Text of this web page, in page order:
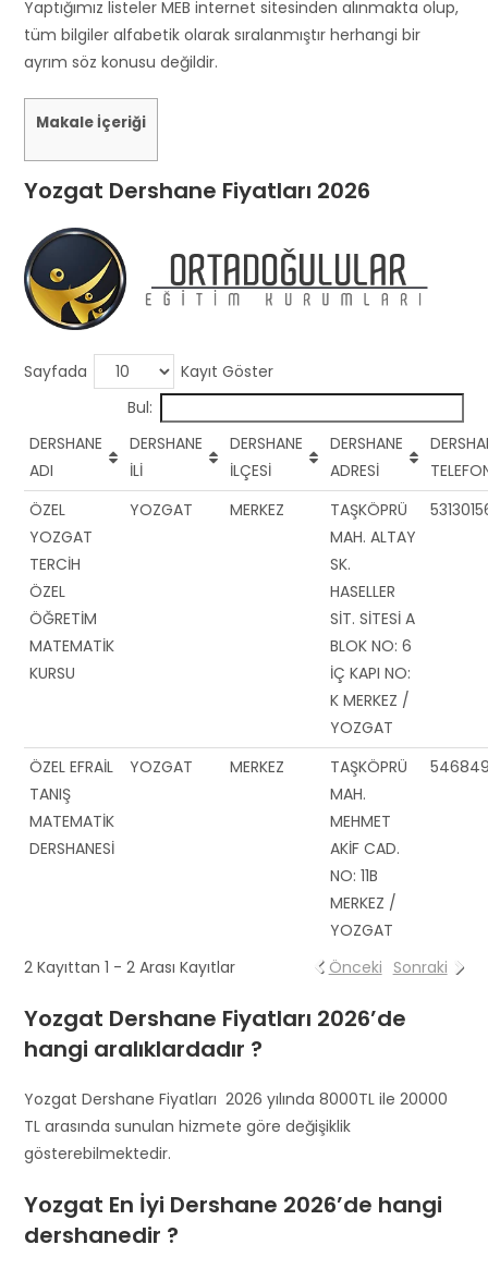
s
h
o
b
e
e
f
t
k
Yaptığımız listeler MEB internet sitesinden alınmakta olup,
tüm bilgiler alfabetik olarak sıralanmıştır herhangi bir
ayrım söz konusu değildir.
Makale İçeriği
Yozgat Dershane Fiyatları 2026
Sayfada
Kayıt Göster
Bul:
DERSHANE
ADI
DERSHANE
İLİ
DERSHANE
İLÇESİ
DERSHANE
ADRESİ
ÖZEL
YOZGAT
TERCİH
ÖZEL
ÖĞRETİM
MATEMATİK
KURSU
YOZGAT MERKEZ
TAŞKÖPRÜ
MAH. ALTAY
SK.
HASELLER
SİT. SİTESİ A
BLOK NO: 6
İÇ KAPI NO:
K MERKEZ /
YOZGAT
ÖZEL EFRAİL
TANIŞ
MATEMATİK
DERSHANESİ
YOZGAT MERKEZ
TAŞKÖPRÜ
MAH.
MEHMET
AKİF CAD.
NO: 11B
MERKEZ /
YOZGAT
2 Kayıttan 1 - 2 Arası Kayıtlar Önceki Sonraki
Yozgat Dershane Fiyatları 2026’de
hangi aralıklardadır ?
Yozgat Dershane Fiyatları 2026 yılında 8000TL ile 20000
TL arasında sunulan hizmete göre değişiklik
gösterebilmektedir.
Yozgat En İyi Dershane 2026’de hangi
dershanedir ?